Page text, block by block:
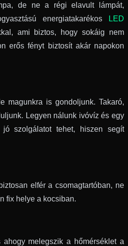
de ne a régi elavult lámpát,
energiatakarékos
LED
ami biztos, hogy sokáig nem
erős fényt biztosít akár napokon
magunkra is gondoljunk. Takaró,
Legyen nálunk ivóvíz és egy
szolgálatot tehet, hiszen segít
elfér a csomagtartóban, ne
fix helye a kocsiban.
ahogy melegszik a hőmérséklet a